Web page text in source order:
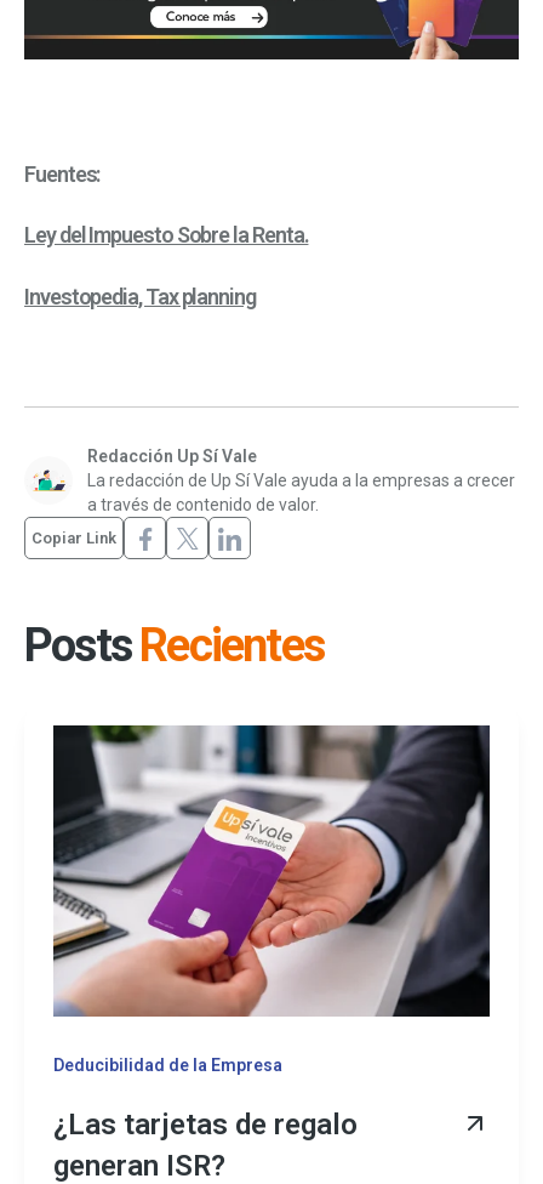
Fuentes:
Ley del Impuesto Sobre la Renta.
Investopedia, Tax planning
Redacción Up Sí Vale
La redacción de Up Sí Vale ayuda a la empresas a crecer
a través de contenido de valor.
Copiar Link
PostsRecientes
Deducibilidad de la Empresa
¿Las tarjetas de regalo
generan ISR?